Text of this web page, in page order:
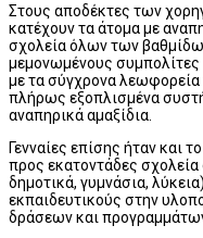
Στους αποδέκτες των
κατέχουν τα άτομα με
σχολεία όλων των
μεμονωμένους
με τα σύγχρονα λεωφορεία
πλήρως εξοπλισμένα
αναπηρικά αμαξίδια.
Γενναίες επίσης ήταν και
προς εκατοντάδες σχολεία
δημοτικά, γυμνάσια,
εκπαιδευτικούς στην
δράσεων και